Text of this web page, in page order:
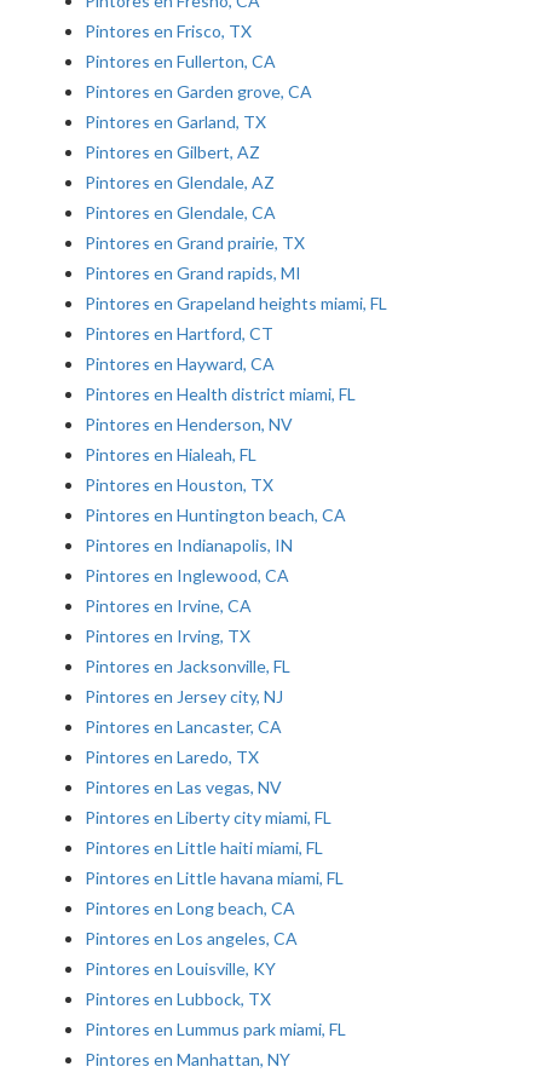
Pintores en Frisco, TX
Pintores en Fullerton, CA
Pintores en Garden grove, CA
Pintores en Garland, TX
Pintores en Gilbert, AZ
Pintores en Glendale, AZ
Pintores en Glendale, CA
Pintores en Grand prairie, TX
Pintores en Grand rapids, MI
Pintores en Grapeland heights miami, FL
Pintores en Hartford, CT
Pintores en Hayward, CA
Pintores en Health district miami, FL
Pintores en Henderson, NV
Pintores en Hialeah, FL
Pintores en Houston, TX
Pintores en Huntington beach, CA
Pintores en Indianapolis, IN
Pintores en Inglewood, CA
Pintores en Irvine, CA
Pintores en Irving, TX
Pintores en Jacksonville, FL
Pintores en Jersey city, NJ
Pintores en Lancaster, CA
Pintores en Laredo, TX
Pintores en Las vegas, NV
Pintores en Liberty city miami, FL
Pintores en Little haiti miami, FL
Pintores en Little havana miami, FL
Pintores en Long beach, CA
Pintores en Los angeles, CA
Pintores en Louisville, KY
Pintores en Lubbock, TX
Pintores en Lummus park miami, FL
Pintores en Manhattan, NY